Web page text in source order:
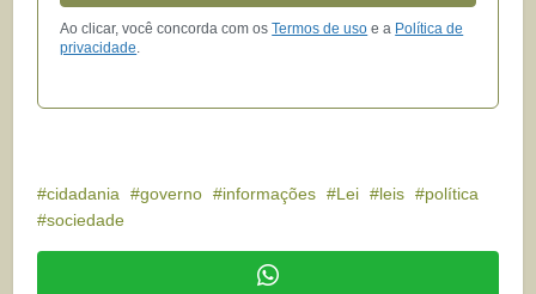
Ao clicar, você concorda com osTermos de uso e a Política de
privacidade
cidadania governo informações Lei leis
política
sociedade